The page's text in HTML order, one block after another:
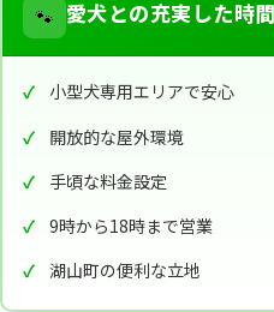
🐾 愛犬との充実した時
小型犬専用エリアで安心
開放的な屋外環境
手頃な料金設定
9時から18時まで営業
湖山町の便利な立地